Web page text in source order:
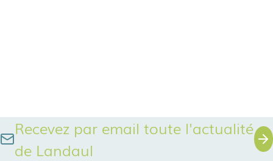
Recevez par email toute l'actualité
de Landaul